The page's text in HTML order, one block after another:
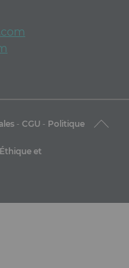
- CGU - Politique
Éthique et